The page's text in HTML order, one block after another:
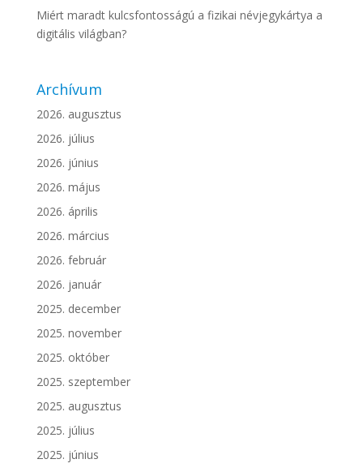
Miért maradt kulcsfontosságú a fizikai névjegykártya a
digitális világban?
Archívum
2026. augusztus
2026. július
2026. június
2026. május
2026. április
2026. március
2026. február
2026. január
2025. december
2025. november
2025. október
2025. szeptember
2025. augusztus
2025. július
2025. június